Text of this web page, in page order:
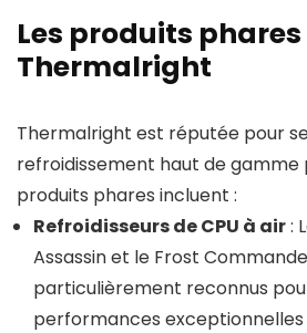
Les produits phares
Thermalright
Thermalright est réputée pour
refroidissement haut de gamme
produits phares incluent :
Refroidisseurs de CPU à air:
Assassin et le Frost
particulièrement reconnus
performances